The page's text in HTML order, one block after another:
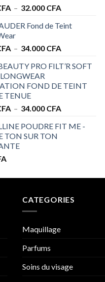
– 32.000 CFAPlage
prix :
à
Fond de Teint
– 34.000 CFAPlage
prix :
à
PRO FILT’R SOFT
FOND DE TEINT
TENUE
– 34.000 CFAPlage
prix :
POUDRE FIT ME -
TON SUR TON
CATEGORIES
Maquillage
Parfums
Soins du visage